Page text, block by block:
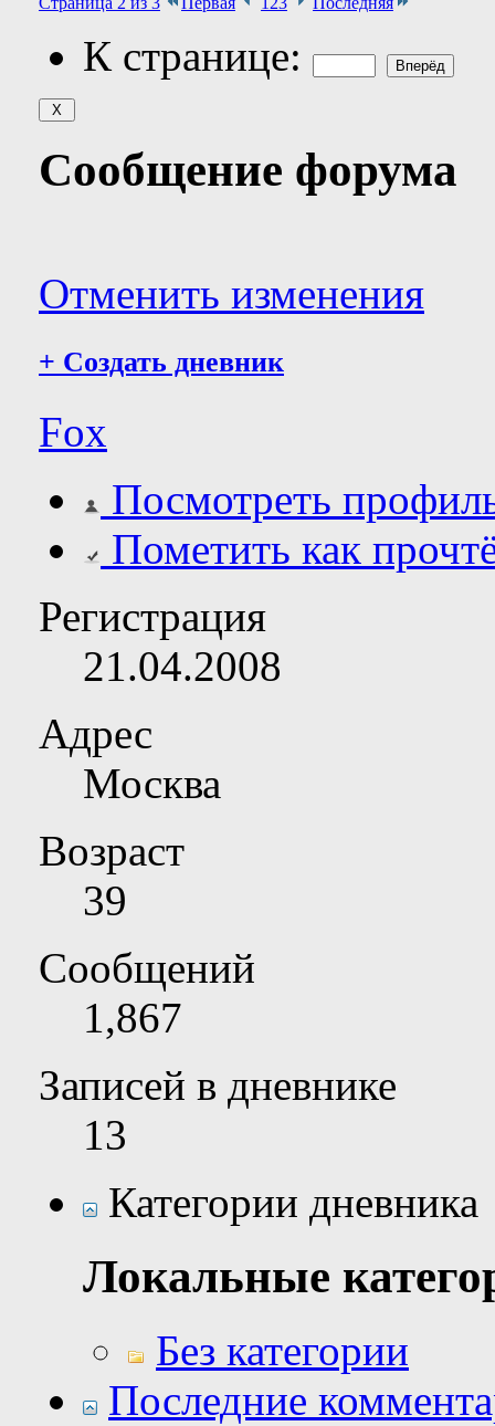
К странице:
Сообщение форума
Отменить изменения
+ Создать дневник
Fox
Посмотреть
Пометить как
Регистрация
21.04.2008
Адрес
Москва
Возраст
39
Сообщений
1,867
Записей в дневнике
13
Категории дневника
Локальные
Без категории
Последние